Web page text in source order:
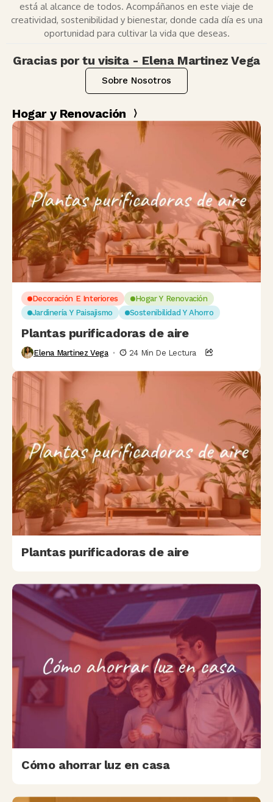
está al alcance de todos. Acompáñanos en este viaje de
creatividad, sostenibilidad y bienestar, donde cada día es una
oportunidad para cultivar la vida que deseas.
Gracias por tu visita - Elena Martinez Vega
Sobre Nosotros
Hogar y Renovación
Decoración E Interiores
Hogar Y Renovación
Jardinería Y Paisajismo
Sostenibilidad Y Ahorro
Plantas purificadoras de aire
Elena Martinez Vega 24 Min De Lectura
Plantas purificadoras de aire
Cómo ahorrar luz en casa